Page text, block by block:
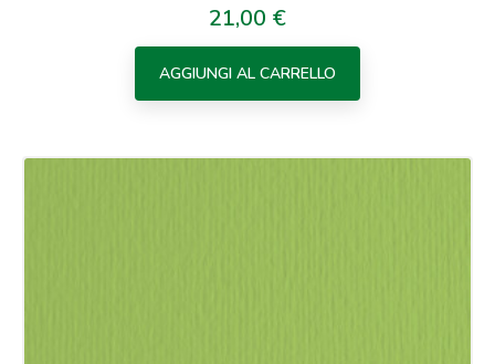
Prezzo
21,00 €
AGGIUNGI AL CARRELLO